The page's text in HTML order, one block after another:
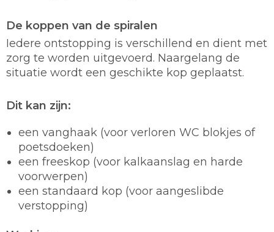
De koppen van de spiralen
Iedere ontstopping is verschillend en dient met
zorg te worden uitgevoerd. Naargelang de
situatie wordt een geschikte kop geplaatst.
Dit kan zijn:
een vanghaak (voor verloren WC blokjes of
poetsdoeken)
een freeskop (voor kalkaanslag en harde
voorwerpen)
een standaard kop (voor aangeslibde
verstopping)